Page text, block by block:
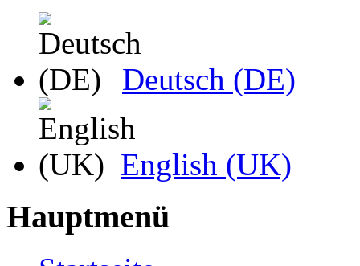
Deutsch (DE)
English (UK)
Hauptmenü